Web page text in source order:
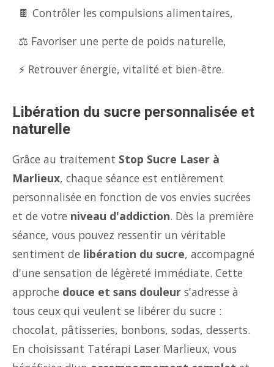
🍫 Contrôler les compulsions alimentaires,
⚖️ Favoriser une perte de poids naturelle,
⚡ Retrouver énergie, vitalité et bien-être.
Libération du sucre personnalisée et
naturelle
Grâce au traitement Stop Sucre Laser à
Marlieux, chaque séance est entièrement
personnalisée en fonction de vos envies sucrées
et de votre niveau d'addiction. Dès la première
séance, vous pouvez ressentir un véritable
sentiment de libération du sucre, accompagné
d'une sensation de légèreté immédiate. Cette
approche douce et sans douleur s'adresse à
tous ceux qui veulent se libérer du sucre :
chocolat, pâtisseries, bonbons, sodas, desserts.
En choisissant Tatérapi Laser Marlieux, vous